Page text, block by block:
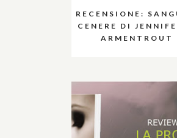
RECENSIONE:
CENERE DI
ARMENTROUT